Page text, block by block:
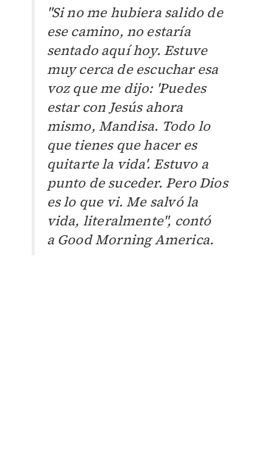
"Si no me hubiera salido de
ese camino, no estaría
sentado aquí hoy. Estuve
muy cerca de escuchar esa
voz que me dijo: 'Puedes
estar con Jesús ahora
mismo, Mandisa. Todo lo
que tienes que hacer es
quitarte la vida'. Estuvo a
punto de suceder. Pero Dios
es lo que vi. Me salvó la
vida, literalmente", contó
a Good Morning America.